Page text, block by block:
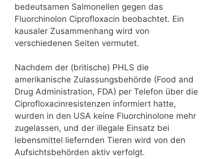
bedeutsamen Salmonellen gegen das
Fluorchinolon Ciprofloxacin beobachtet. Ein
kausaler Zusammenhang wird von
verschiedenen Seiten vermutet.
Nachdem der (britische) PHLS die
amerikanische Zulassungsbehörde (Food and
Drug Administration, FDA) per Telefon über die
Ciprofloxacinresistenzen informiert hatte,
wurden in den USA keine Fluorchinolone mehr
zugelassen, und der illegale Einsatz bei
lebensmittel liefernden Tieren wird von den
Aufsichtsbehörden aktiv verfolgt.